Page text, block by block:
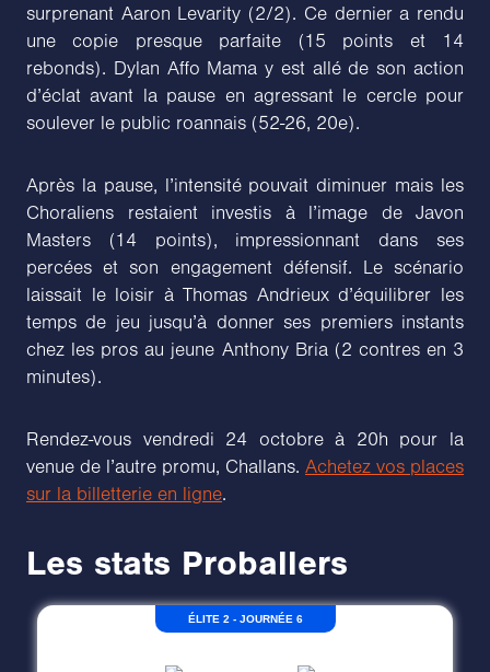
surprenant Aaron Levarity (2/2). Ce dernier a rendu
une copie presque parfaite (15 points et 14
rebonds). Dylan Affo Mama y est allé de son action
d’éclat avant la pause en agressant le cercle pour
soulever le public roannais (52-26, 20e).
Après la pause, l’intensité pouvait diminuer mais les
Choraliens restaient investis à l’image de Javon
Masters (14 points), impressionnant dans ses
percées et son engagement défensif. Le scénario
laissait le loisir à Thomas Andrieux d’équilibrer les
temps de jeu jusqu’à donner ses premiers instants
chez les pros au jeune Anthony Bria (2 contres en 3
minutes).
Rendez-vous vendredi 24 octobre à 20h pour la
venue de l’autre promu, Challans. Achetez vos places
sur la billetterie en ligne.
Les stats Proballers